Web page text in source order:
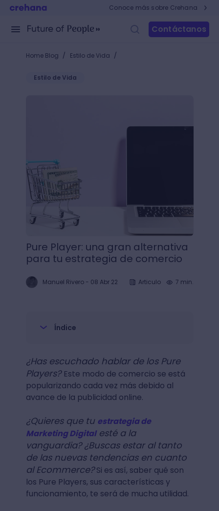
Conoce más sobre Crehana
Contáctanos
Home Blog / Estilo de Vida /
Estilo de Vida
Pure Player: una gran alternativa
para tu estrategia de comercio
Manuel Rivero- 08 Abr 22 Articulo 7 min.
Índice
¿Has escuchado hablar de los Pure
Players? Este modo de comercio se está
popularizando cada vez más debido al
avance de la publicidad online.
¿Quieres que tu estrategia de
Marketing Digitalesté a la
vanguardia? ¿Buscas estar al tanto
de las nuevas tendencias en cuanto
al Ecommerce?Si es así, saber qué son
los Pure Players, sus características y
funcionamiento, te será de mucha utilidad.